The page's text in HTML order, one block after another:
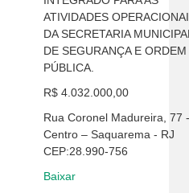
ATIVIDADES
DA SECRETARIA
DE SEGURANÇA E ORDEM
PÚBLICA.
R$ 4.032.000,00
Rua Coronel Madureira, 77 -
Centro – Saquarema - RJ
CEP:28.990-756
Baixar